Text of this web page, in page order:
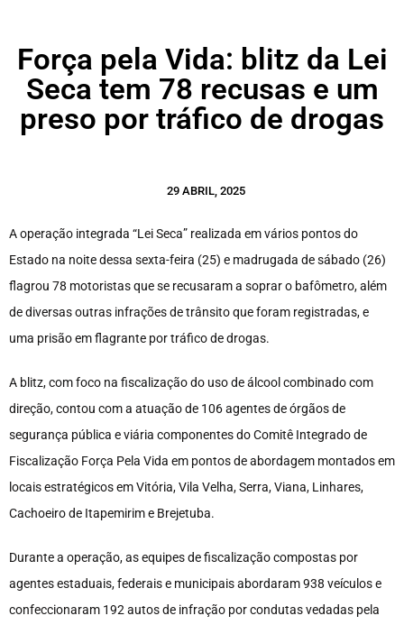
Força pela Vida: blitz da Lei
Seca tem 78 recusas e um
preso por tráfico de drogas
29 ABRIL, 2025
A operação integrada “Lei Seca” realizada em vários pontos do
Estado na noite dessa sexta-feira (25) e madrugada de sábado (26)
flagrou 78 motoristas que se recusaram a soprar o bafômetro, além
de diversas outras infrações de trânsito que foram registradas, e
uma prisão em flagrante por tráfico de drogas.
A blitz, com foco na fiscalização do uso de álcool combinado com
direção, contou com a atuação de 106 agentesde órgãos de
segurança pública e viária componentes do Comitê Integrado de
Fiscalização Força Pela Vida em pontos de abordagem montados em
locais estratégicos em Vitória, Vila Velha, Serra, Viana, Linhares,
Cachoeiro de Itapemirim e Brejetuba.
Durante a operação, as equipes de fiscalização compostas por
agentes estaduais, federais e municipais abordaram 938 veículos e
confeccionaram 192 autos de infração por condutas vedadas pela